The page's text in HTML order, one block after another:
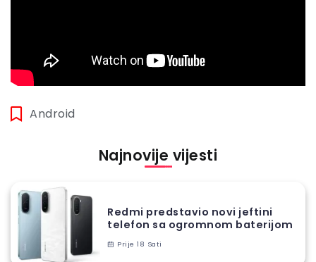
Android
Najnovije vijesti
Redmi predstavio novi jeftini
telefon sa ogromnom baterijom
Prije 18 Sati